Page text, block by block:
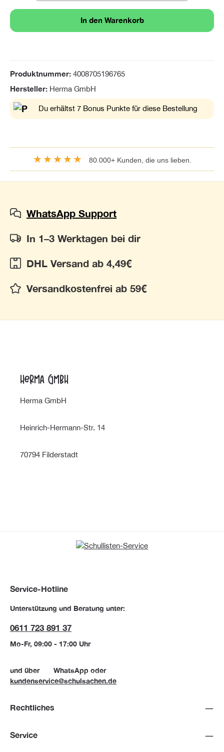
In den Warenkorb
Produktnummer: 4008705196765
Hersteller: Herma GmbH
Du erhältst 7 Bonus Punkte für diese Bestellung
★★★★★ 80.000+ Kunden, die uns lieben.
WhatsApp Support
In 1–3 Werktagen bei dir
DHL Versand ab 4,49€
Versandkostenfrei ab 59€
Herma GmbH
Herma GmbH
Heinrich-Hermann-Str. 14
70794 Filderstadt
Service-Hotline
Unterstützung und Beratung unter:
0611 723 891 37
Mo-Fr, 09:00 - 17:00 Uhr
und über WhatsApp oder
kundenservice@schulsachen.de
Rechtliches
Service